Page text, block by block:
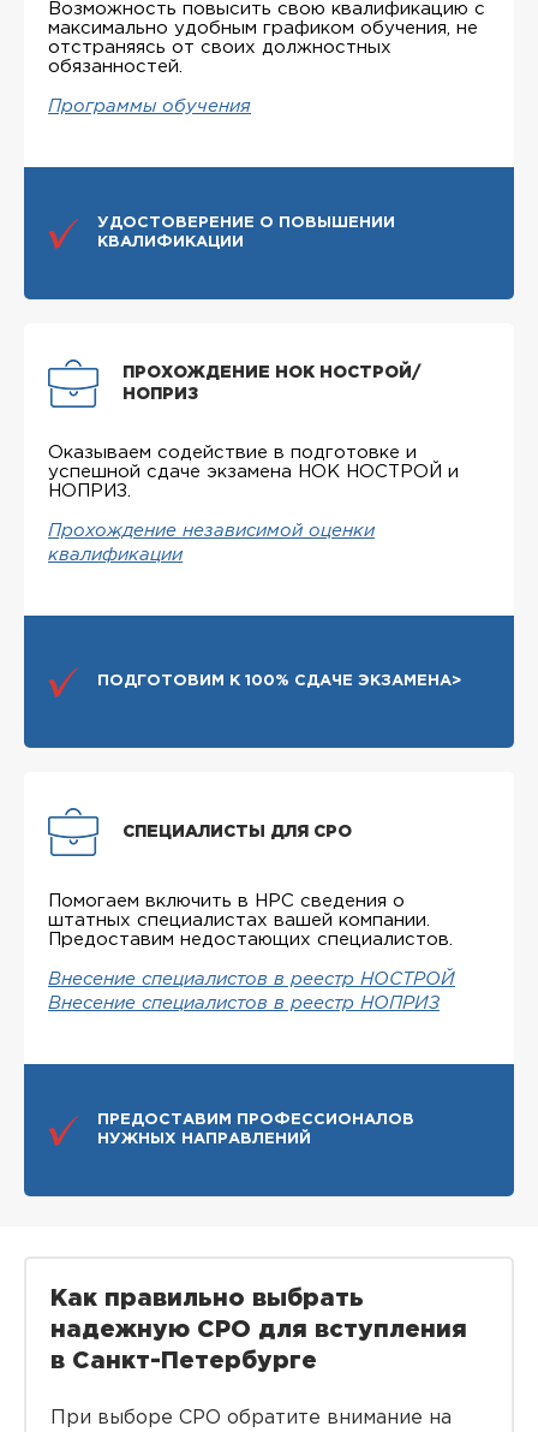
Возможность повысить свою квалификацию с
максимально удобным графиком обучения, не
отстраняясь от своих должностных
обязанностей.
Программы обучения
УДОСТОВЕРЕНИЕ О ПОВЫШЕНИИ
КВАЛИФИКАЦИИ
ПРОХОЖДЕНИЕ НОК НОСТРОЙ/
НОПРИЗ
Оказываем содействие в подготовке и
успешной сдаче экзамена НОК НОСТРОЙ и
НОПРИЗ.
Прохождение независимой оценки
квалификации
ПОДГОТОВИМ К 100% СДАЧЕ ЭКЗАМЕНА>
СПЕЦИАЛИСТЫ ДЛЯ СРО
Помогаем включить в НРС сведения о
штатных специалистах вашей компании.
Предоставим недостающих специалистов.
Внесение специалистов в реестр НОСТРОЙ
Внесение специалистов в реестр НОПРИЗ
ПРЕДОСТАВИМ ПРОФЕССИОНАЛОВ
НУЖНЫХ НАПРАВЛЕНИЙ
Как правильно выбрать
надежную СРО для вступления
в Санкт-Петербурге
При выборе СРО обратите внимание на